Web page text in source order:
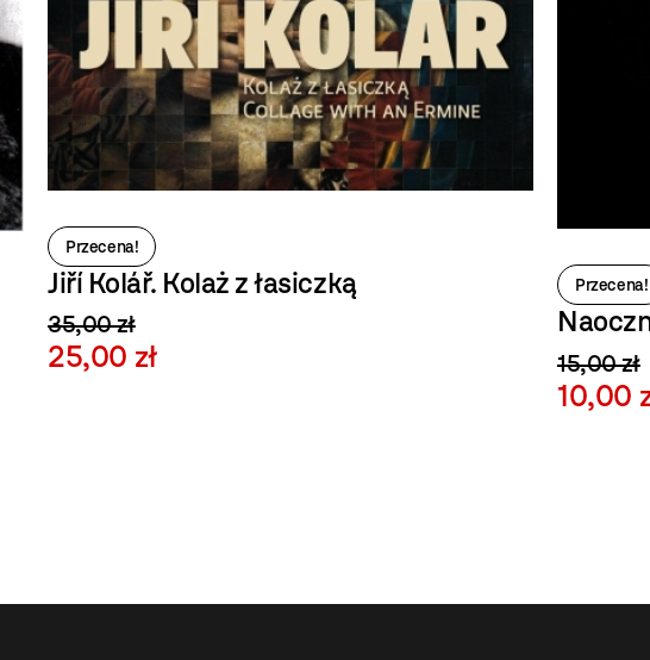
Przecena!
Jiří Kolář. Kolaż z łasiczką
35,00 zł
25,00 zł
Przecena!
15,00 zł
10,00